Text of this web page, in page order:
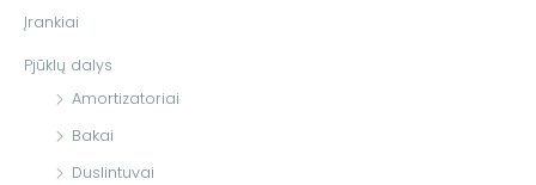
i
Įrankiai
Pjūklų dalys
Amortizatoriai
Bakai
Duslintuvai